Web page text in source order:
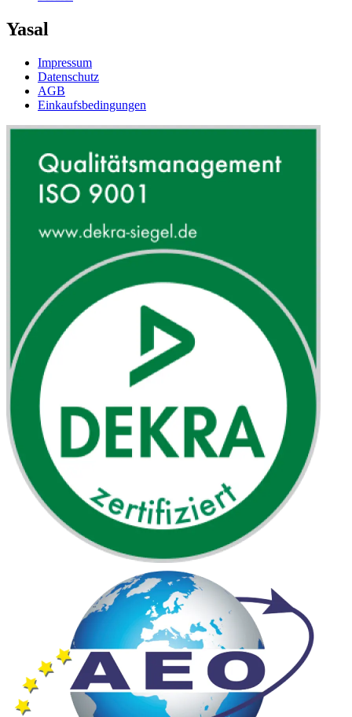
Yasal
Impressum
Datenschutz
AGB
Einkaufsbedingungen